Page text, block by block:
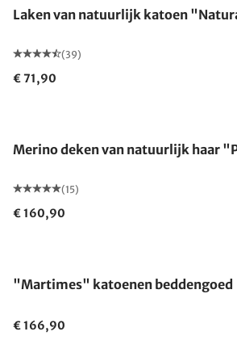
Laken van natuurlijk katoen
(39)
€ 71,90
Merino deken van natuurlijk haar
(15)
€ 160,90
"Martimes" katoenen beddengoed
€ 166,90